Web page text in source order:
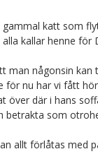
katt som
kallar henne för
man någonsin kan
för nu har vi fått
över där i hans
betrakta som
allt förlåtas med